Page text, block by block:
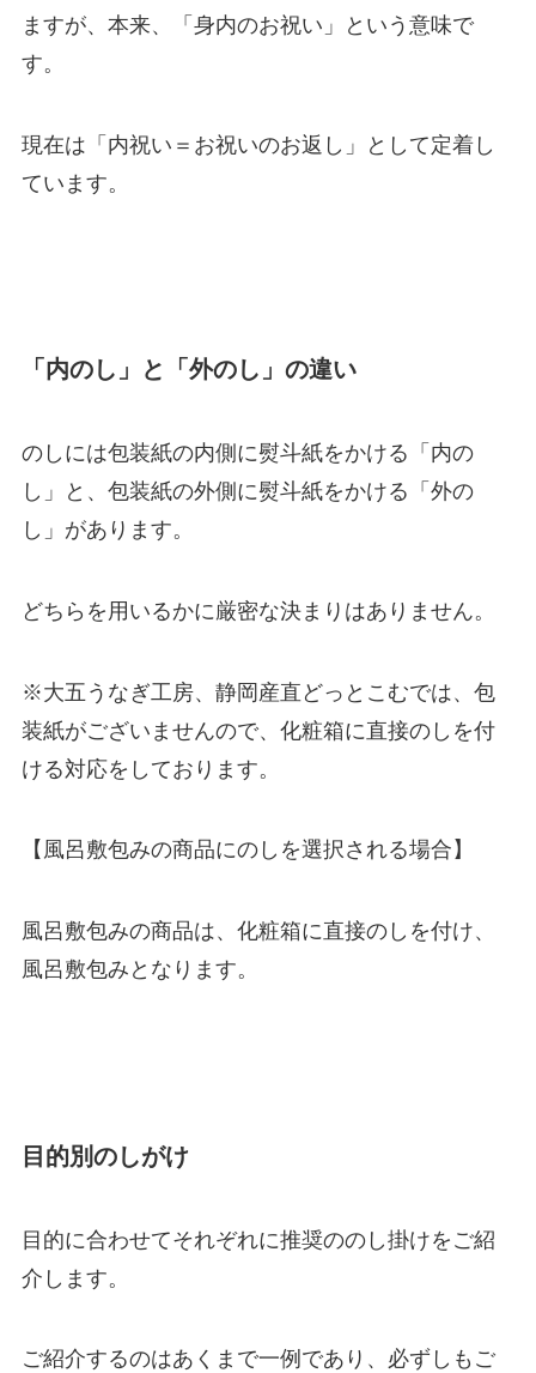
ますが、本来、「身内のお祝い」という意味で
す。
現在は「内祝い＝お祝いのお返し」として定着し
ています。
「内のし」と「外のし」の違い
のしには包装紙の内側に熨斗紙をかける「内の
し」と、包装紙の外側に熨斗紙をかける「外の
し」があります。
どちらを用いるかに厳密な決まりはありません。
※大五うなぎ工房、静岡産直どっとこむでは、包
装紙がございませんので、化粧箱に直接のしを付
ける対応をしております。
【風呂敷包みの商品にのしを選択される場合】
風呂敷包みの商品は、化粧箱に直接のしを付け、
風呂敷包みとなります。
目的別のしがけ
目的に合わせてそれぞれに推奨ののし掛けをご紹
介します。
ご紹介するのはあくまで一例であり、必ずしもご